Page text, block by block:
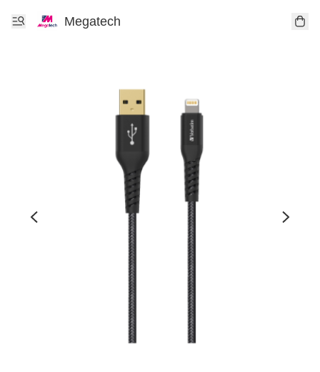
Megatech